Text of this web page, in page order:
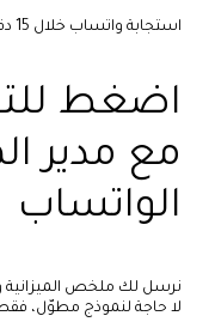
استجابة واتساب خلال 15 دقيقة
اضغط
مع مدير
الواتساب
نرسل لك ملخص الميزانية
لا حاجة لنموذج مطوّل، فقط